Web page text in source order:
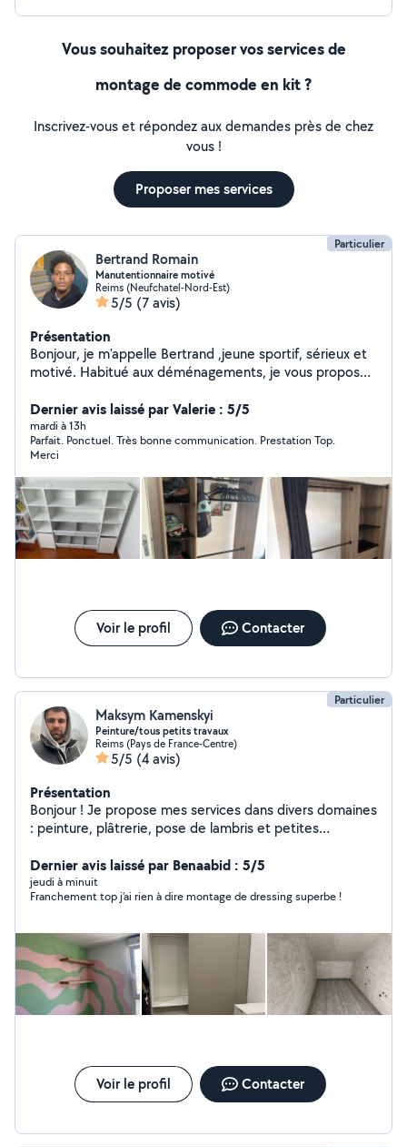
Vous souhaitez proposer vos services de
montage de commode en kit ?
Inscrivez-vous et répondez aux demandes près de chez
vous !
Proposer mes services
Particulier
Bertrand Romain
Manutentionnaire motivé
Reims (Neufchatel-Nord-Est)
5/5 (7 avis)
Présentation
Bonjour, je m'appelle Bertrand ,jeune sportif, sérieux et
motivé. Habitué aux déménagements, je vous propose
Déménagement et manutention * Montage et
démontage de meubles * Visseuse et perceuse à
disposition * Port de charges lourdes * Aide au
chargement et déchargement de véhicules Ponctuel,
soigneux et dynamique, je m'investis pour que votre
déménagement ou votre montage se déroule dans les
meilleures conditions. N'hésitez pas à me contacter
pour discuter de votre besoin. Je réponds rapidement !
Dernier avis laissé par Valerie : 5/5
mardi à 13h
Parfait. Ponctuel. Très bonne communication. Prestation Top.
Merci
Voir le profil Contacter
Particulier
Maksym Kamenskyi
Peinture/tous petits travaux
Reims (Pays de France-Centre)
5/5 (4 avis)
Présentation
Bonjour ! Je propose mes services dans divers domaines
: peinture, plâtrerie, pose de lambris et petites
méticuleuse. Chargement / déchargement de
matériaux et affaires.
Dernier avis laissé par Benaabid : 5/5
jeudi à minuit
Franchement top j’ai rien à dire montage de dressing superbe !
Voir le profil Contacter